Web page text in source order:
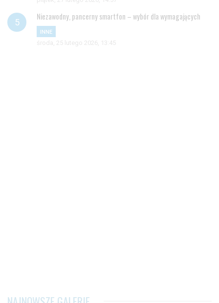
Niezawodny, pancerny smartfon – wybór dla wymagających
INNE
środa, 25 lutego 2026, 13:45